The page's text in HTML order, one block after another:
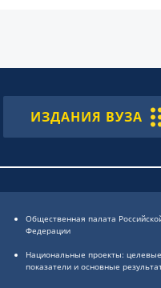
ИЗДАНИЯ ВУЗА
Общественная палата
Федерации
Национальные проекты: целевые
показатели и основные